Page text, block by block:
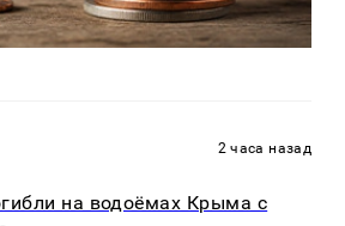
2 часа назад
на водоёмах Крыма с